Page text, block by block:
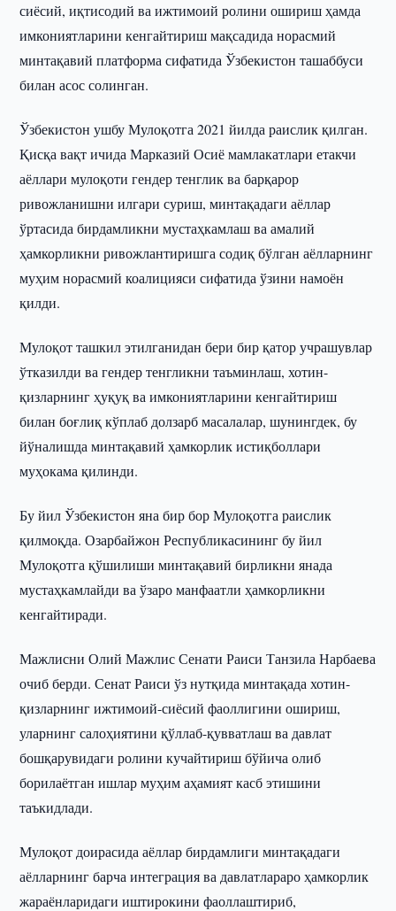
сиёсий, иқтисодий ва ижтимоий ролини ошириш ҳамда
имкониятларини кенгайтириш мақсадида норасмий
минтақавий платформа сифатида Ўзбекистон ташаббуси
билан асос солинган.
Ўзбекистон ушбу Мулоқотга 2021 йилда раислик қилган.
Қисқа вақт ичида Марказий Осиё мамлакатлари етакчи
аёллари мулоқоти гендер тенглик ва барқарор
ривожланишни илгари суриш, минтақадаги аёллар
ўртасида бирдамликни мустаҳкамлаш ва амалий
ҳамкорликни ривожлантиришга содиқ бўлган аёлларнинг
муҳим норасмий коалицияси сифатида ўзини намоён
қилди.
Мулоқот ташкил этилганидан бери бир қатор учрашувлар
ўтказилди ва гендер тенгликни таъминлаш, хотин-
қизларнинг ҳуқуқ ва имкониятларини кенгайтириш
билан боғлиқ кўплаб долзарб масалалар, шунингдек, бу
йўналишда минтақавий ҳамкорлик истиқболлари
муҳокама қилинди.
Бу йил Ўзбекистон яна бир бор Мулоқотга раислик
қилмоқда. Озарбайжон Республикасининг бу йил
Мулоқотга қўшилиши минтақавий бирликни янада
мустаҳкамлайди ва ўзаро манфаатли ҳамкорликни
кенгайтиради.
Мажлисни Олий Мажлис Сенати Раиси Танзила Нарбаева
очиб берди. Сенат Раиси ўз нутқида минтақада хотин-
қизларнинг ижтимоий-сиёсий фаоллигини ошириш,
уларнинг салоҳиятини қўллаб-қувватлаш ва давлат
бошқарувидаги ролини кучайтириш бўйича олиб
борилаётган ишлар муҳим аҳамият касб этишини
таъкидлади.
Мулоқот доирасида аёллар бирдамлиги минтақадаги
аёлларнинг барча интеграция ва давлатлараро ҳамкорлик
жараёнларидаги иштирокини фаоллаштириб,